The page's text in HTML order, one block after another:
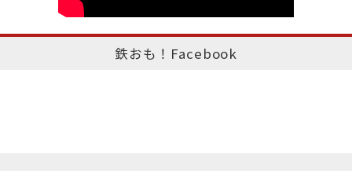
鉄おも！Facebook